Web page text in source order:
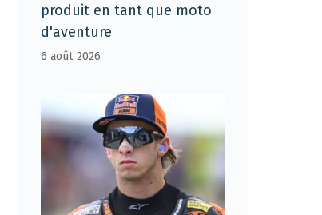
produit en tant que moto
d'aventure
6 août 2026